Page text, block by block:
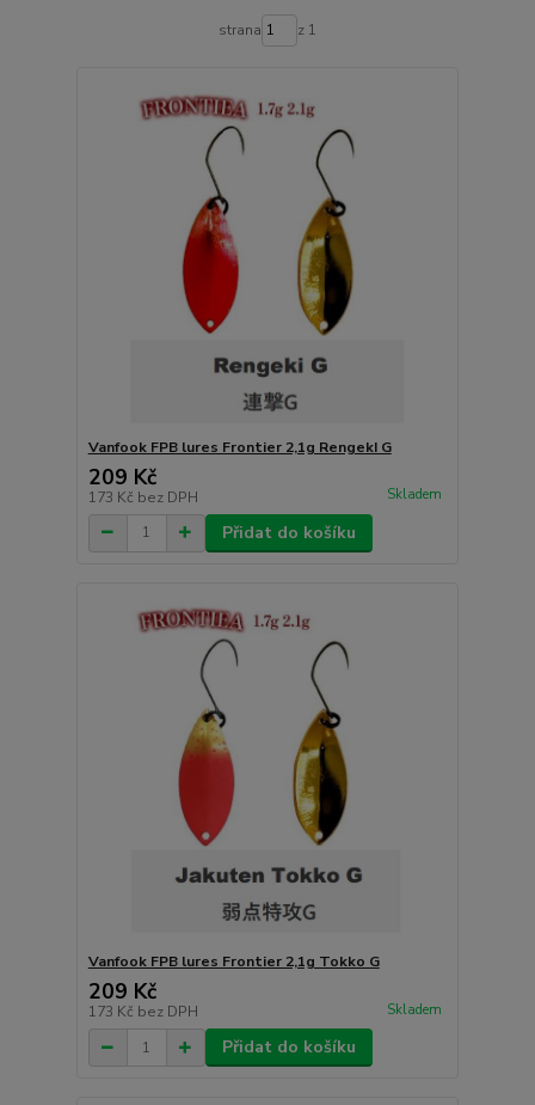
strana z 1
Vanfook FPB lures Frontier 2,1g RengekI G
209 Kč
173 Kč bez DPH Skladem
Přidat do košíku
Vanfook FPB lures Frontier 2,1g Tokko G
209 Kč
173 Kč bez DPH Skladem
Přidat do košíku